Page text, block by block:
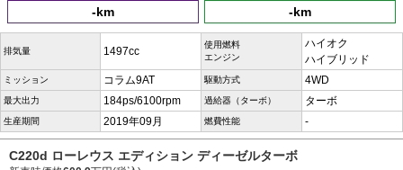
-km -km
排気量 1497cc
使用燃料
エンジン
ハイオク
ハイブリッド
ミッション コラム9AT 駆動方式 4WD
最大出力 184ps/6100rpm 過給器（ターボ） ターボ
生産期間 2019年09月 燃費性能 -
C220d ローレウス エディション ディーゼルターボ